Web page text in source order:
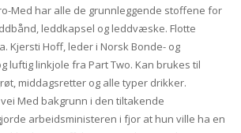
Med har alle de grunnleggende stoffene for
leddkapsel og leddvæske. Flotte
Kjersti Hoff, leder i Norsk Bonde- og
luftig linkjole fra Part Two. Kan brukes til
middagsretter og alle typer drikker.
Med bakgrunn i den tiltakende
arbeidsministeren i fjor at hun ville ha en